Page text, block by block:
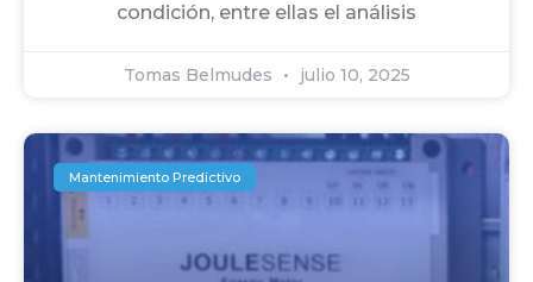
condición, entre ellas el análisis
Tomas Belmudes julio 10, 2025
Mantenimiento Predictivo